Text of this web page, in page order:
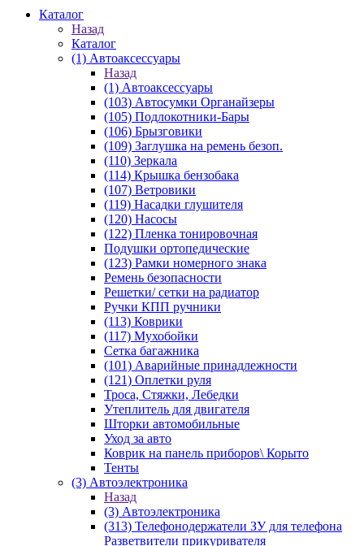
Каталог
Назад
Каталог
(1) Автоаксессуары
Назад
(1) Автоаксессуары
(103) Автосумки Органайзеры
(105) Подлокотники-Бары
(106) Брызговики
(109) Заглушка на ремень безоп.
(110) Зеркала
(114) Крышка бензобака
(107) Ветровики
(119) Насадки глушителя
(120) Насосы
(122) Пленка тонировочная
Подушки ортопедические
(123) Рамки номерного знака
Ремень безопасности
Решетки/ сетки на радиатор
Ручки КПП ручники
(113) Коврики
(117) Мухобойки
Сетка багажника
(101) Аварийные принадлежности
(121) Оплетки руля
Троса, Стяжки, Лебедки
Утеплитель для двигателя
Шторки автомобильные
Уход за авто
Коврик на панель приборов\ Корыто
Тенты
(3) Автоэлектроника
Назад
(3) Автоэлектроника
(313) Телефонодержатели ЗУ для телефона
Разветвители прикуривателя